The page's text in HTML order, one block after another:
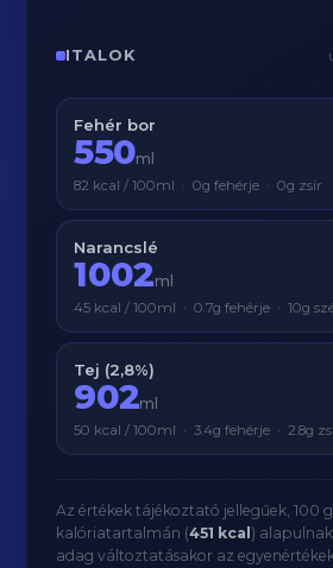
ITALOK
Fehér bor
550ml
82 kcal / 100ml · 0g fehérje · 0g zsír
Narancslé
1002ml
45 kcal / 100ml · 0.7g fehérje · 10g
Tej (2,8%)
902ml
50 kcal / 100ml · 3.4g fehérje · 2.8g
Az értékek tájékoztató jellegűek, 100 g
kalóriatartalmán (451 kcal )
adag változtatásakor az